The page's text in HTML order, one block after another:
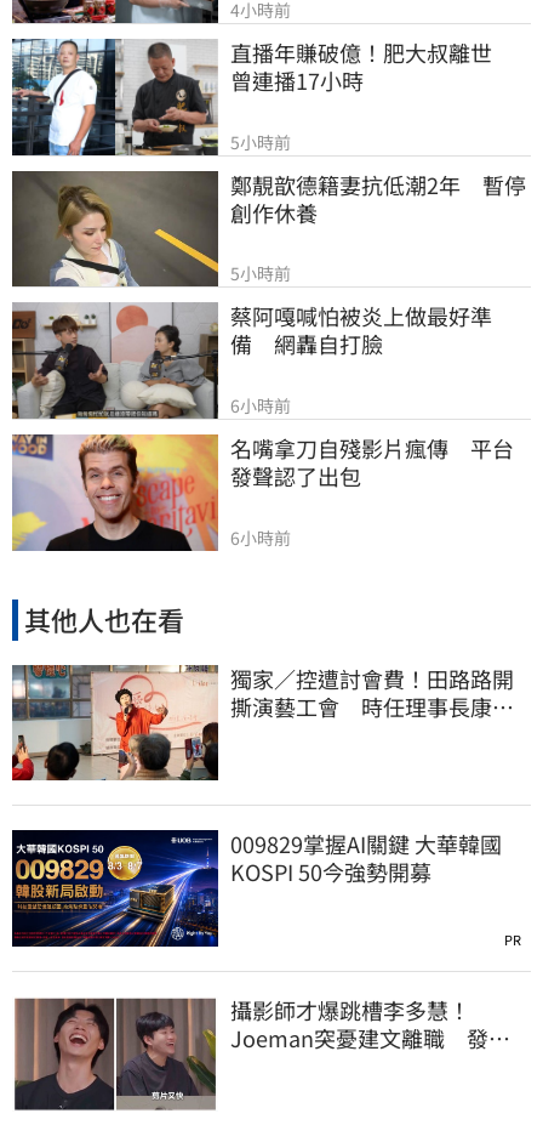
4小時前
直播年賺破億！肥大叔離世
曾連播17小時
5小時前
鄭靚歆德籍妻抗低潮2年　暫停
創作休養
5小時前
蔡阿嘎喊怕被炎上做最好準
備　網轟自打臉
6小時前
名嘴拿刀自殘影片瘋傳　平台
發聲認了出包
6小時前
其他人也在看
獨家／控遭討會費！田路路開
撕演藝工會 時任理事長康凱
009829掌握AI關鍵 大華韓國
KOSPI 50今強勢開募
PR
攝影師才爆跳槽李多慧！
Joeman突憂建文離職 發聲